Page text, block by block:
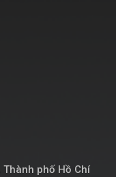
phố Hồ Chí